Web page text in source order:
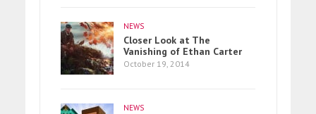
NEWS
Closer Look at The
Vanishing of Ethan Carter
October 19, 2014
NEWS